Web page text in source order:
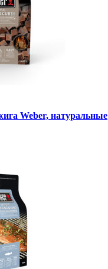
Weber, натуральные